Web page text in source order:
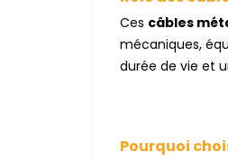
Ces câbles
mécaniques,
durée de vie et
Pourquoi